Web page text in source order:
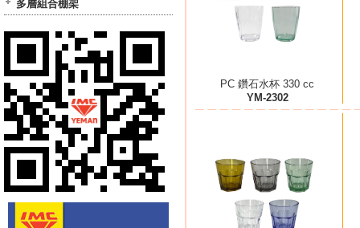
多層組合棚架
PC 鑽石水杯 330 cc
YM-2302